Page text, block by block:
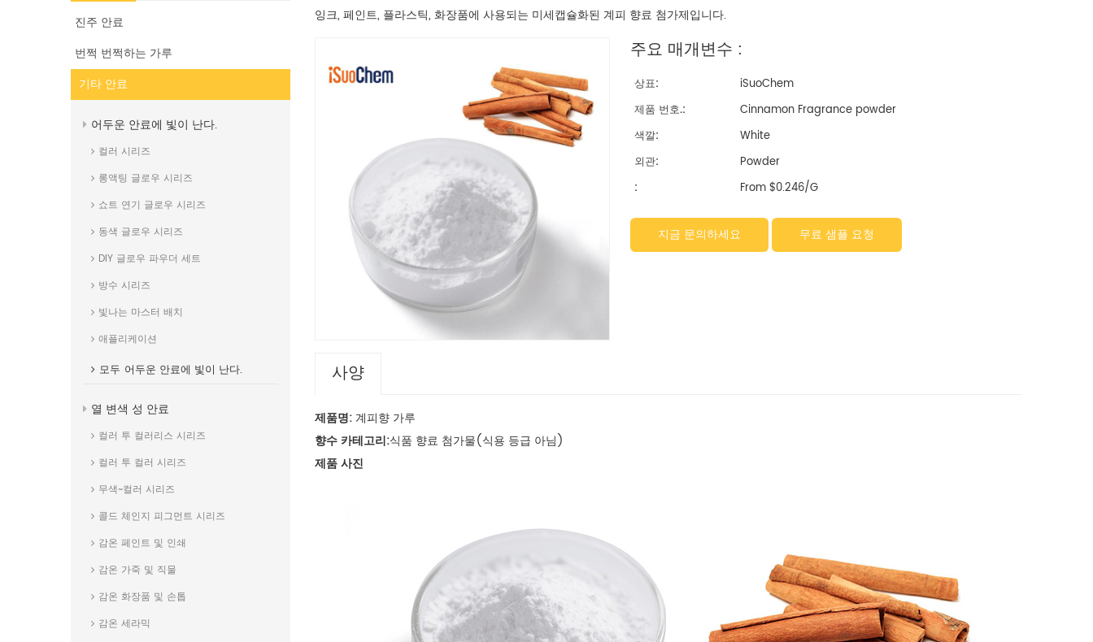
잉크, 페인트, 플라스틱, 화장품에 사용되는 미세캡슐화된 계피 향료 첨가제입니다.
주요 매개변수 :
상표:
iSuoChem
제품 번호.:
Cinnamon Fragrance powder
색깔:
White
외관:
Powder
:
From $0.246/G
지금 문의하세요 무료 샘플 요청
사양
제품명:계피향 가루
향수 카테고리:식품 향료 첨가물(식용 등급 아님)
제품 사진
진주 안료
번쩍 번쩍하는 가루
기타 안료
어두운 안료에 빛이 난다.
컬러 시리즈
롱액팅 글로우 시리즈
쇼트 연기 글로우 시리즈
동색 글로우 시리즈
DIY 글로우 파우더 세트
방수 시리즈
빛나는 마스터 배치
애플리케이션
모두 어두운 안료에 빛이 난다.
열 변색 성 안료
컬러 투 컬러리스 시리즈
컬러 투 컬러 시리즈
무색~컬러 시리즈
콜드 체인지 피그먼트 시리즈
감온 페인트 및 인쇄
감온 가죽 및 직물
감온 화장품 및 손톱
감온 세라믹